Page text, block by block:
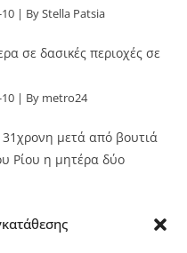
By Stella Patsia
σε δασικές περιοχές σε
By metro24
μετά από βουτιά
Ρίου η μητέρα δύο